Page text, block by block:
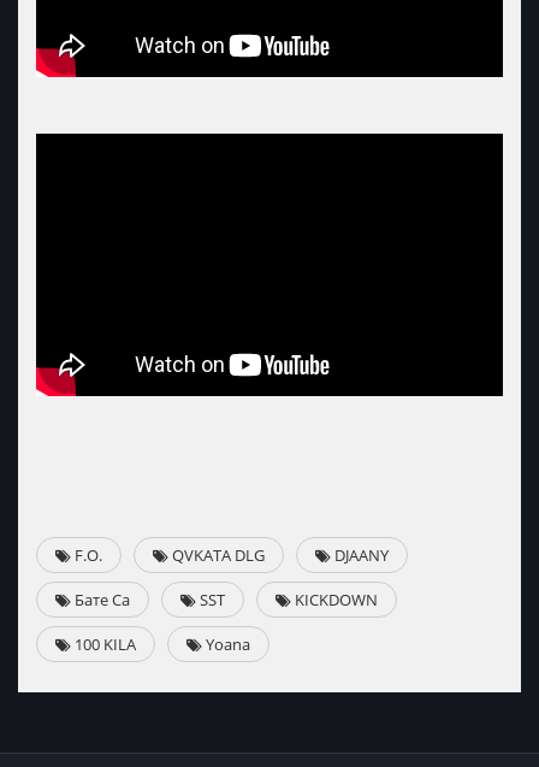
F.O. QVKATA DLG DJAANY
Бате Са SST KICKDOWN
100 KILA Yoana